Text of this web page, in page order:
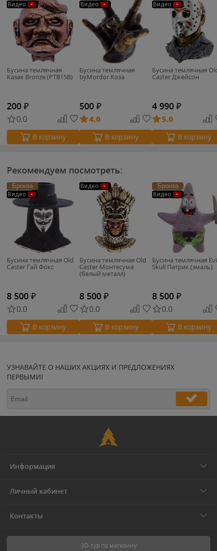
Видео
Бусина темлячная
Казак Bronze (PTB15B)
200 ₽
0.0
В корзину
Видео
Бусина темлячная
byMordor Коза
500 ₽
4.0
В корзину
Видео
Бусина темлячная
Caster Джейсон
4 990 ₽
5.0
В корзину
Рекомендуем посмотреть:
Бронза
Видео
Бусина темлячная Old
Caster Гай Фокс
8 500 ₽
0.0
В корзину
Видео
Бусина темлячная Old
Caster Монтесума
(белый металл)
8 500 ₽
0.0
В корзину
Бронза
Видео
Бусина темлячная
Skull Патрик (эмаль)
8 500 ₽
0.0
В корзину
УЗНАВАЙТЕ О НАШИХ АКЦИЯХ И ПРЕДЛОЖЕНИЯХ
ПЕРВЫМИ!
Информация
Личный кабинет
Контакты
3D-тур по магазину